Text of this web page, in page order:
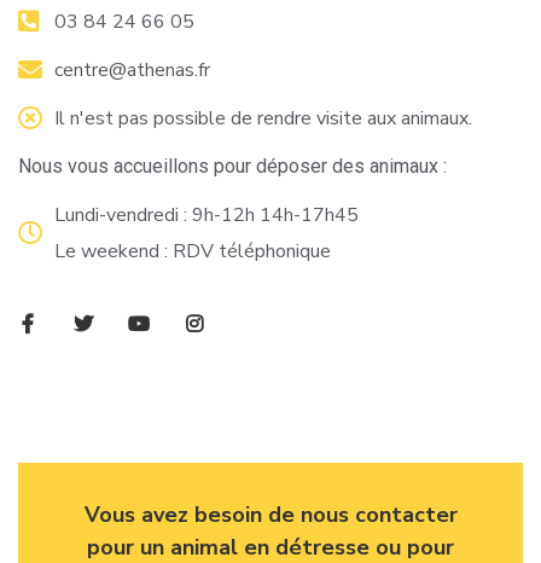
03 84 24 66 05
centre@athenas.fr
Il n'est pas possible de rendre visite aux animaux.
Nous vous accueillons pour déposer des animaux :
Lundi-vendredi : 9h-12h 14h-17h45
Le weekend : RDV téléphonique
Vous avez besoin de nous contacter
pour un animal en détresse ou pour